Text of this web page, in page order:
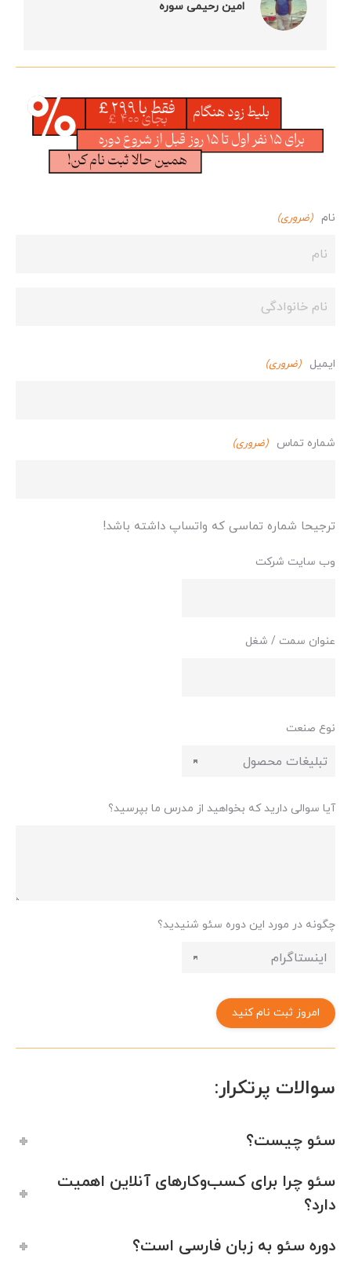
امین رحیمی سوره
نام (ضروری)
خانوادگی
ایمیل (ضروری)
شماره تماس (ضروری)
ترجیحا شماره تماسی که واتساپ داشته باشد!
وب سایت شرکت
عنوان سمت / شغل
نوع صنعت
آیا سوالی دارید که بخواهید از مدرس ما بپرسید؟
چگونه در مورد این دوره سئو شنیدید؟
سوالات پرتکرار:
سئو چیست؟
سئو چرا برای کسب‌وکارهای آنلاین اهمیت
دارد؟
دوره سئو به زبان فارسی است؟